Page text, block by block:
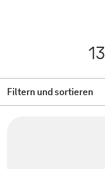
13
Filtern und sortieren